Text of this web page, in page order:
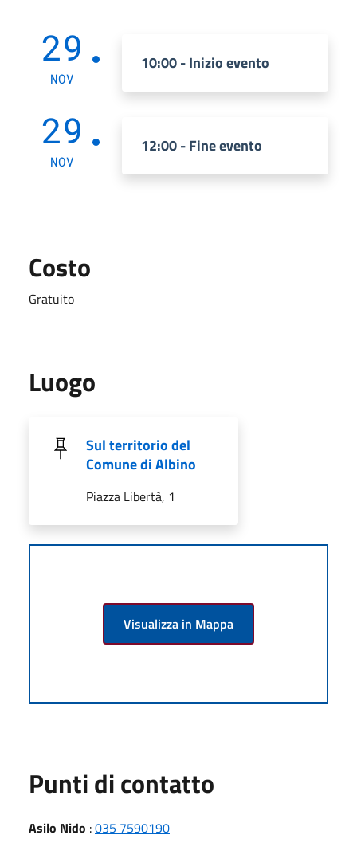
29
NOV
10:00 - Inizio evento
29
NOV
12:00 - Fine evento
Costo
Gratuito
Luogo
Sul territorio del
Comune di Albino
Piazza Libertà, 1
Visualizza in Mappa
Punti di contatto
Asilo Nido :035 7590190